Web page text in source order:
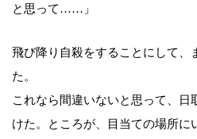
と思って……」
飛び降り自殺をすることにして、
た。
これなら間違いないと思って、日
けた。ところが、目当ての場所に